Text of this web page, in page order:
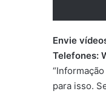
Envie
Telefones:
para isso.